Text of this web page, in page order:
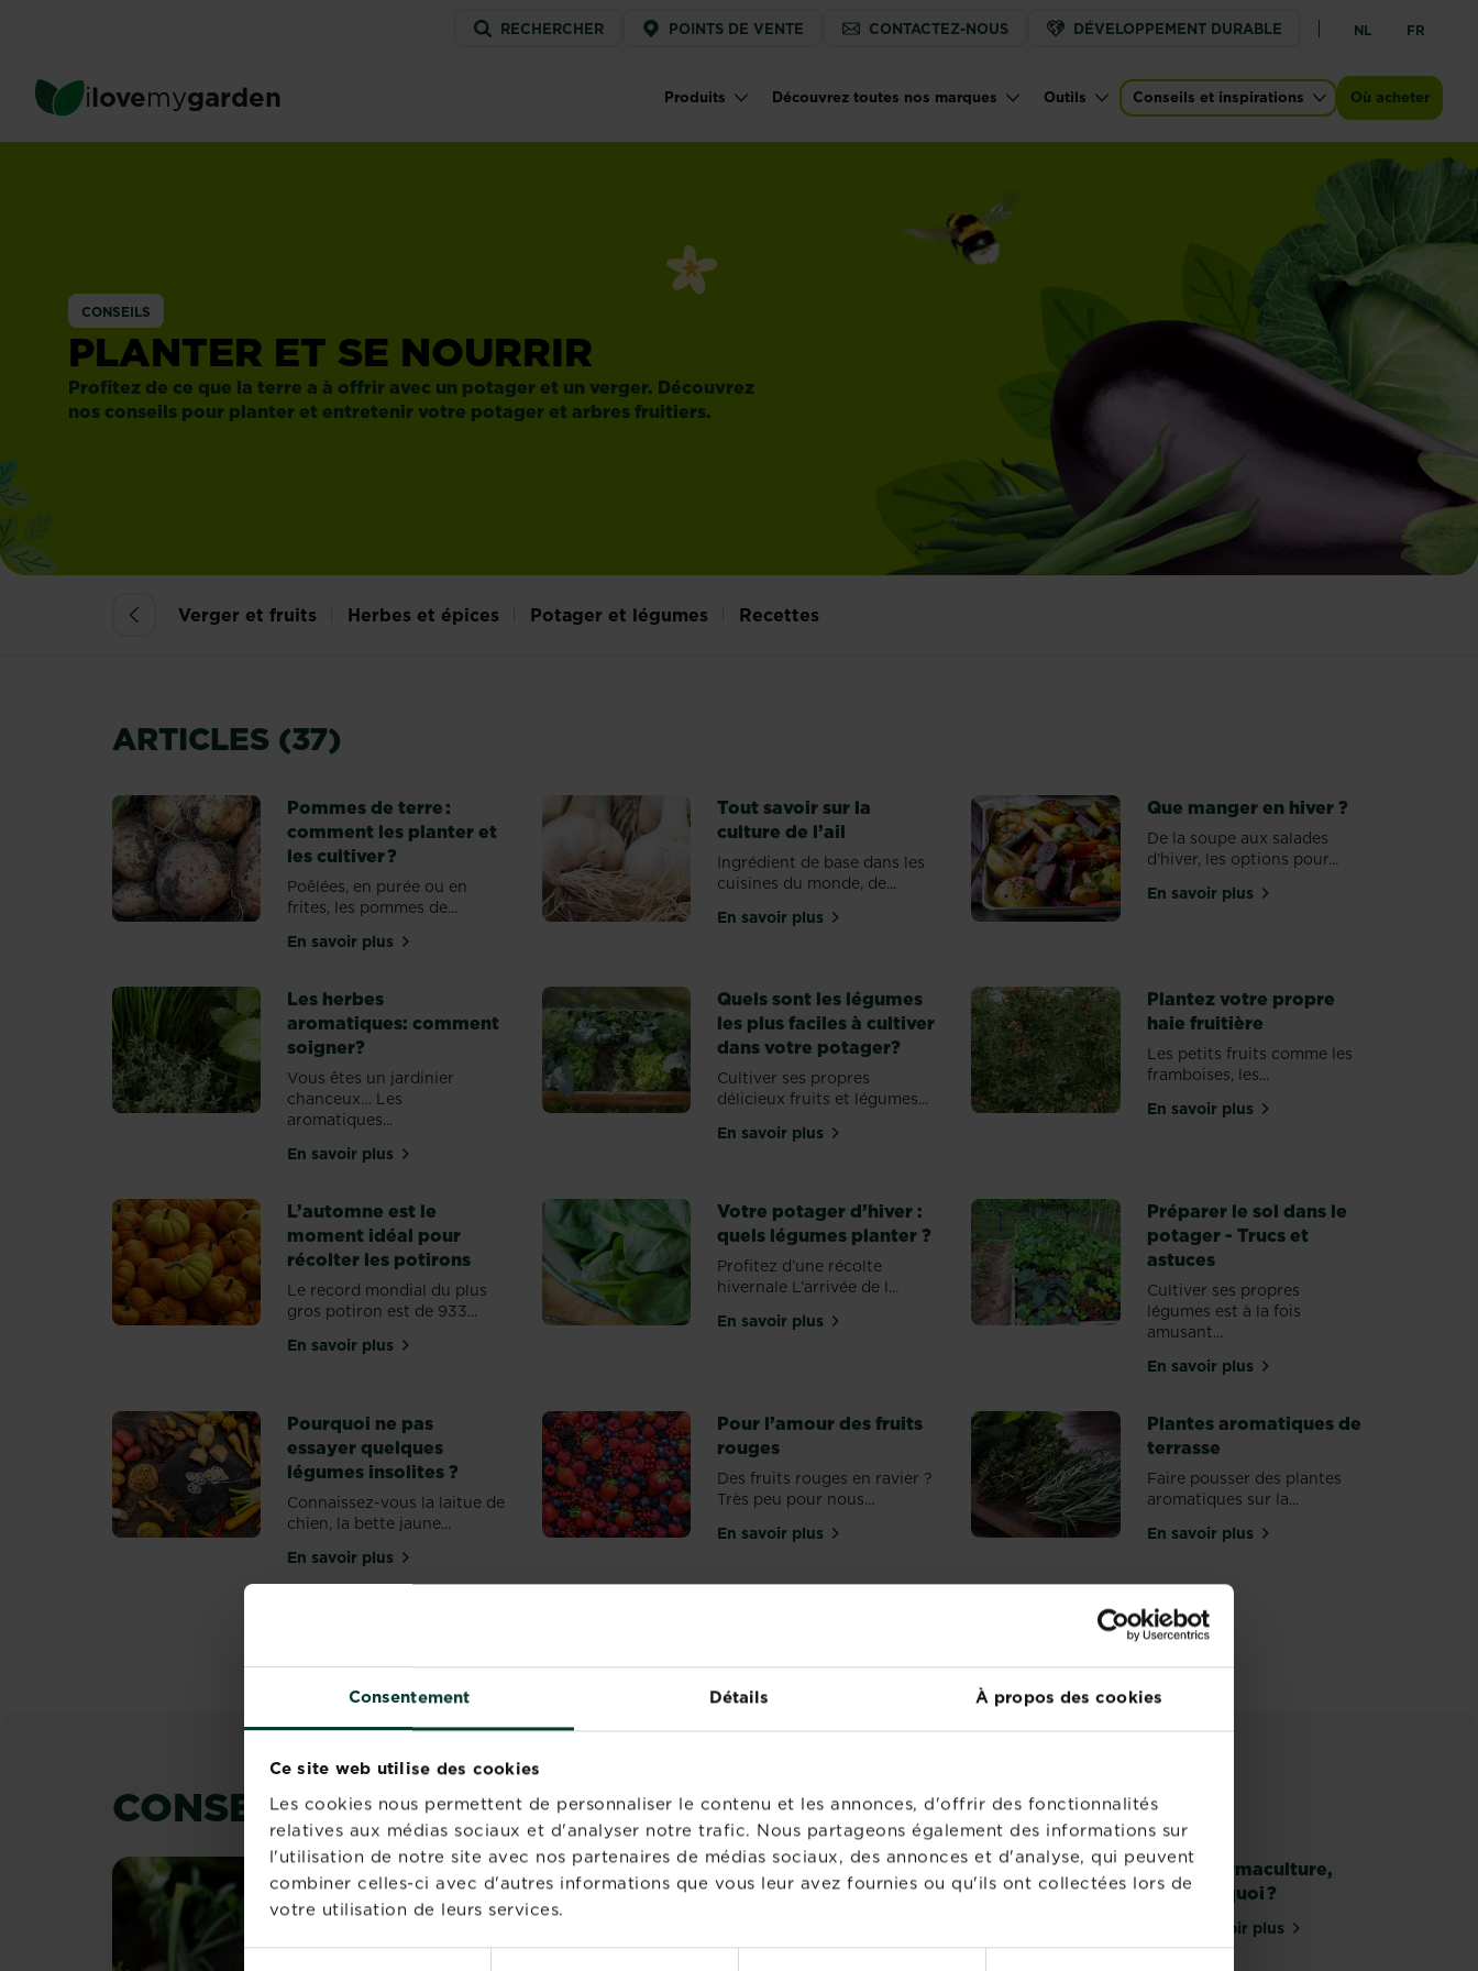
Consentement Détails À propos des cookies
Ce site web utilise des cookies
Les cookies nous permettent de personnaliser le contenu et les annonces, d'offrir des fonctionnalités
relatives aux médias sociaux et d'analyser notre trafic. Nous partageons également des informations sur
l'utilisation de notre site avec nos partenaires de médias sociaux, des annonces et d'analyse, qui peuvent
combiner celles-ci avec d'autres informations que vous leur avez fournies ou qu'ils ont collectées lors de
votre utilisation de leurs services.
content
Service
menu
RECHERCHER POINTS DE VENTE CONTACTEZ-NOUS DÉVELOPPEMENT DURABLE NL FR
ilovemygarden Main navigation
Produits Découvrez toutes nos marques Outils Conseils et inspirations Où acheter
CONSEILS
PLANTER ET SE NOURRIR
Profitez de ce que la terre a à offrir avec un potager et un verger. Découvrez
nos conseils pour planter et entretenir votre potager et arbres fruitiers.
Verger et fruits Herbes et épices Potager et légumes Recettes
ARTICLES (37)
Pommes de terre :
comment les planter et
les cultiver ?
Poêlées, en purée ou en
frites, les pommes de...
En savoir plussur Pommes de terre : comment les planter et les cultiver ?
Tout savoir sur la
culture de l’ail
Ingrédient de base dans les
cuisines du monde, de...
En savoir plussur Tout savoir sur la culture de l’ail
Que manger en hiver ?
De la soupe aux salades
d’hiver, les options pour...
En savoir plussur Que manger en hiver ?
Les herbes
aromatiques: comment
soigner?
Vous êtes un jardinier
chanceux… Les
aromatiques...
En savoir plussur Les herbes aromatiques: comment soigner?
Quels sont les légumes
les plus faciles à cultiver
dans votre potager?
Cultiver ses propres
délicieux fruits et légumes...
En savoir plussur Quels sont les légumes les plus faciles à cultiver dans votre potager?
Plantez votre propre
haie fruitière
Les petits fruits comme les
framboises, les...
En savoir plussur Plantez votre propre haie
L’automne est le
moment idéal pour
récolter les potirons
Le record mondial du plus
gros potiron est de 933...
En savoir plussur L’automne est le moment idéal pour récolter les potirons
Votre potager d’hiver :
quels légumes planter ?
Profitez d’une récolte
hivernale L’arrivée de l...
En savoir plussur Votre potager d’hiver : quels légumes planter ?
Préparer le sol dans le
potager - Trucs et
astuces
Cultiver ses propres
légumes est à la fois
amusant...
En savoir plussur Préparer le sol dans le
Pourquoi ne pas
essayer quelques
légumes insolites ?
Connaissez-vous la laitue de
chien, la bette jaune...
En savoir plussur Pourquoi ne pas essayer quelques légumes insolites ?
Pour l’amour des fruits
rouges
Des fruits rouges en ravier ?
Très peu pour nous...
En savoir plussur Pour l’amour des fruits rouges
Plantes aromatiques de
terrasse
Faire pousser des plantes
aromatiques sur la...
En savoir plussur Plantes aromatiques de
CONSEILS ET INSPIRATIONS
Voici comment
tailler un cerisier
La permaculture,
c’est quoi ?
En savoir plussur La permaculture, c’est